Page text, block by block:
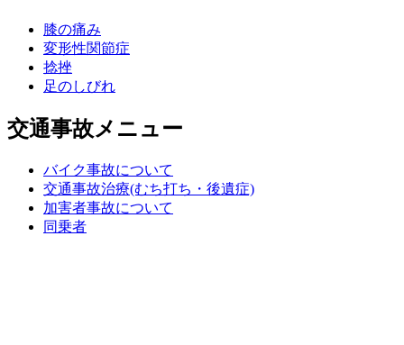
膝の痛み
変形性関節症
捻挫
足のしびれ
交通事故メニュー
バイク事故について
交通事故治療(むち打ち・後遺症)
加害者事故について
同乗者